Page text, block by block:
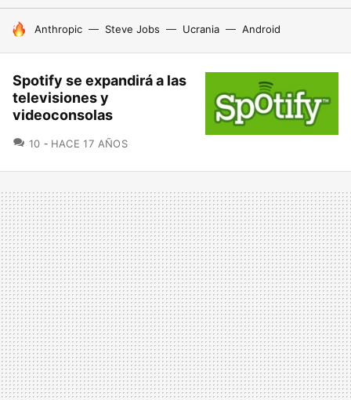
HOY SE HABLA DE
Anthropic Steve Jobs Ucrania Android
Spotify se expandirá a las
televisiones y
videoconsolas
10 COMENTARIOS
HACE 17 AÑOS